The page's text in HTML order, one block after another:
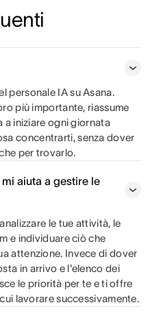
personale IA su Asana.
più importante, riassume
a iniziare ogni giornata
concentrarti, senza dover
per trovarlo.
aiuta a gestire le
le tue attività, le
e individuare ciò che
attenzione. Invece di dover
in arrivo e l'elenco dei
le priorità per te e ti offre
lavorare successivamente.